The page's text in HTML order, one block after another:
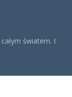
światem. I